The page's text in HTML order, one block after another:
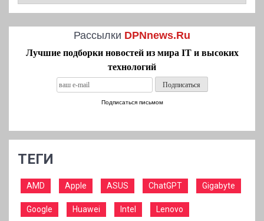
Рассылки DPNnews.Ru
Лучшие подборки новостей из мира IT и высоких
технологий
Подписаться письмом
ТЕГИ
AMD Apple ASUS ChatGPT Gigabyte
Google Huawei Intel Lenovo